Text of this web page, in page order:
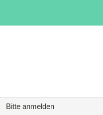
Bitte anmelden